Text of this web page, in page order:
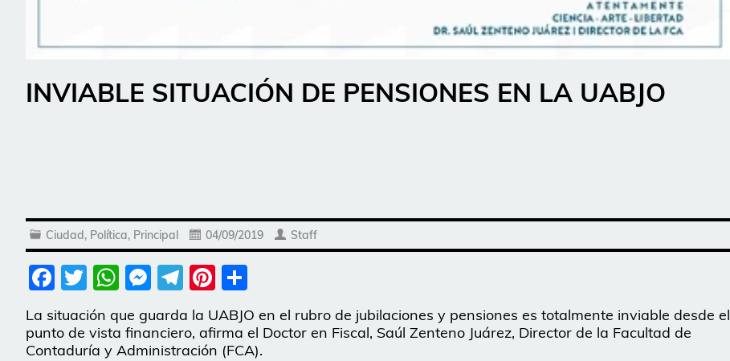
INVIABLE SITUACIÓN DE PENSIONES EN LA UABJO
Ciudad , Política, Principal 04/09/2019 Staff
Facebook
Twitter
WhatsApp
Messenger
Telegram
Pinterest
La situación que guarda la UABJO en el rubro de jubilaciones y pensiones es totalmente inviable desde el
punto de vista financiero, afirma el Doctor en Fiscal, Saúl Zenteno Juárez, Director de la Facultad de
Contaduría y Administración (FCA).